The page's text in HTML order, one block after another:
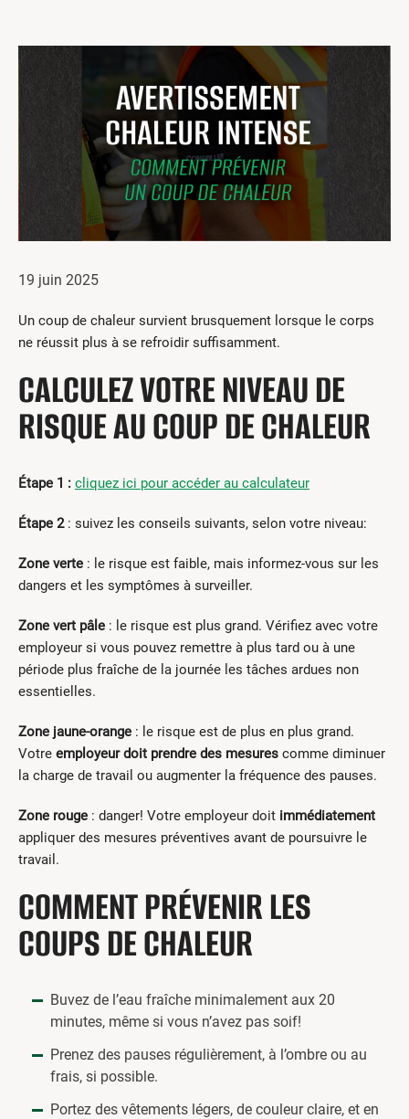
Victime d’un accident
Nouvelles et événements
Employeurs
Documents et formulaires
Nous contacter
Recherche
19 juin 2025
Un coup de chaleur survient brusquement lorsque le corps
ne réussit plus à se refroidir suffisamment.
CALCULEZ VOTRE NIVEAU DE
RISQUE AU COUP DE CHALEUR
Étape 1 : cliquez ici pour accéder au calculateur
Étape 2: suivez les conseils suivants, selon votre niveau:
Zone verte : le risque est faible, mais informez-vous sur les
dangers et les symptômes à surveiller.
Zone vert pâle : le risque est plus grand. Vérifiez avec votre
employeur si vous pouvez remettre à plus tard ou à une
période plus fraîche de la journée les tâches ardues non
essentielles.
Zone jaune-orange : le risque est de plus en plus grand.
Votre employeur doit prendre des mesures comme diminuer
la charge de travail ou augmenter la fréquence des pauses.
Zone rouge : danger! Votre employeur doit immédiatement
appliquer des mesures préventives avant de poursuivre le
travail.
COMMENT PRÉVENIR LES
COUPS DE CHALEUR
Buvez de l’eau fraîche minimalement aux 20
minutes, même si vous n’avez pas soif!
Prenez des pauses régulièrement, à l’ombre ou au
frais, si possible.
Portez des vêtements légers, de couleur claire, et en